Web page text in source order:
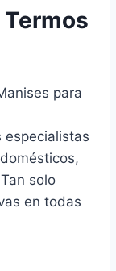
para
especialistas
solo
en todas